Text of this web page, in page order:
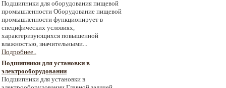
Подшипники для оборудования пищевой
промышленности Оборудование пищевой
промышленности функционирует в
специфических условиях,
характеризующихся повышенной
влажностью, значительными...
Подробнее..
Подшипники для установки в
электрооборудовании
Подшипники для установки в